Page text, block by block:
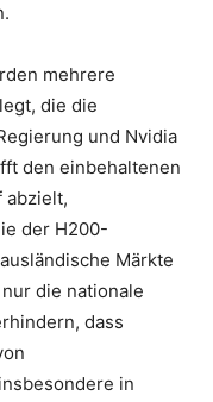
mehrere
die die
und Nvidia
den einbehaltenen
abzielt,
der H200-
Märkte
die nationale
dass
in